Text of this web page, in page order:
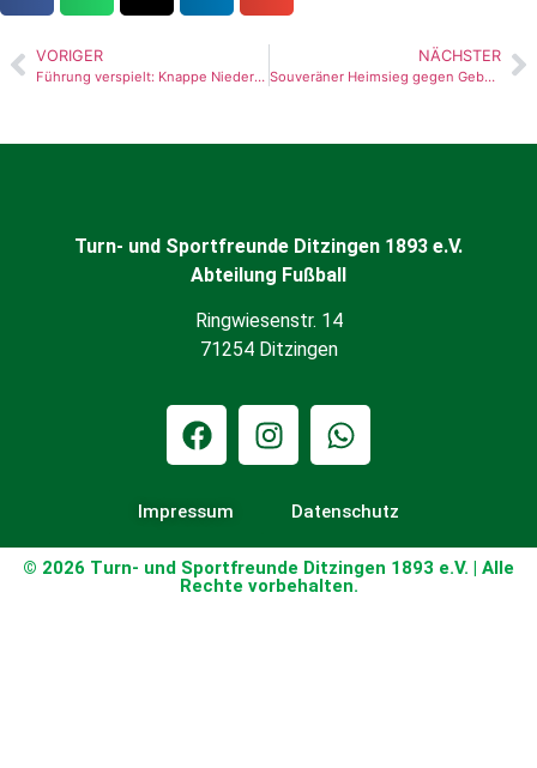
VORIGER
Führung verspielt: Knappe Niederlage bei Rutesheim II
NÄCHSTER
Souveräner Heimsieg gegen Gebersheim
Turn- und Sportfreunde Ditzingen 1893 e.V.
Abteilung Fußball
Ringwiesenstr. 14
71254 Ditzingen
Impressum Datenschutz
© 2026 Turn- und Sportfreunde Ditzingen 1893 e.V. | Alle
Rechte vorbehalten.